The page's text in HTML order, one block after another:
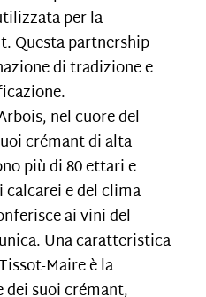
per la
Questa partnership
di tradizione e
nel cuore del
crémant di alta
più di 80 ettari e
e del clima
ai vini del
Una caratteristica
Maire è la
suoi crémant,